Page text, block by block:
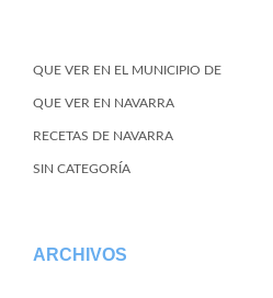
QUE VER EN EL MUNICIPIO DE
QUE VER EN NAVARRA
RECETAS DE NAVARRA
SIN CATEGORÍA
ARCHIVOS